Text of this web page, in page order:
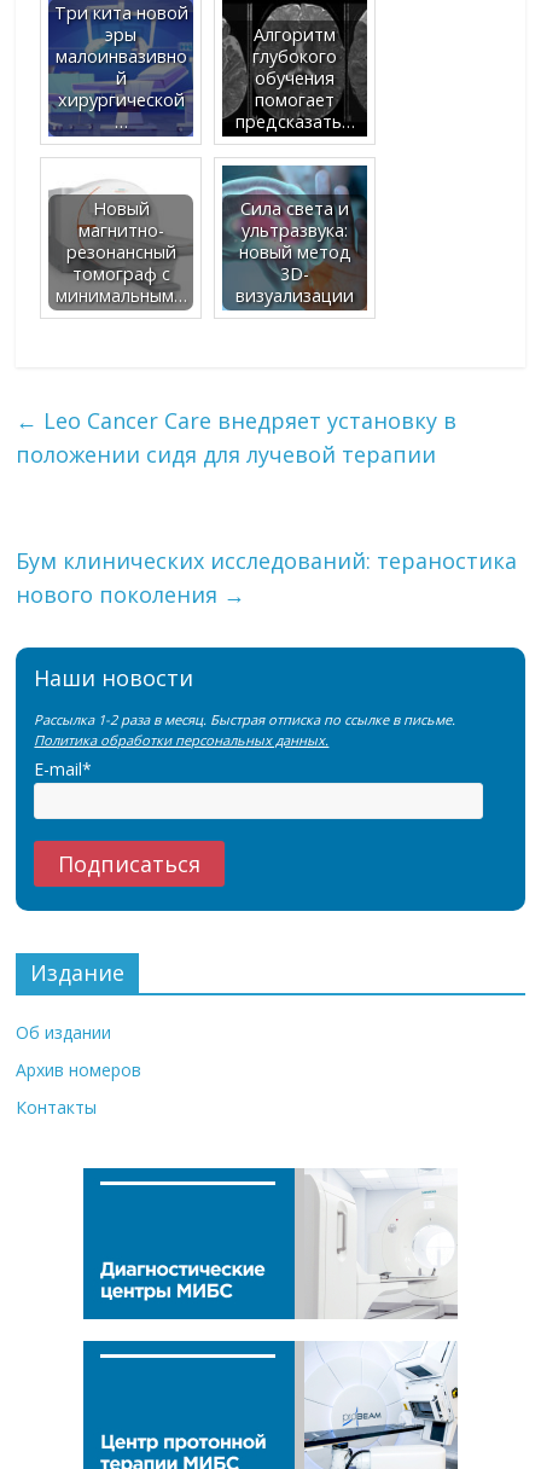
Три кита новой
эры
малоинвазивно
й
хирургической
…
Алгоритм
глубокого
обучения
помогает
предсказать…
Новый
магнитно-
резонансный
томограф с
минимальным…
Сила света и
ультразвука:
новый метод
3D-
визуализации
← Leo Cancer Care внедряет установку в
положении сидя для лучевой терапии
Бум клинических исследований: тераностика
нового поколения →
Наши новости
Рассылка 1-2 раза в месяц. Быстрая отписка по ссылке в письме.
Политика обработки персональных данных.
E-mail*
Издание
Об издании
Архив номеров
Контакты